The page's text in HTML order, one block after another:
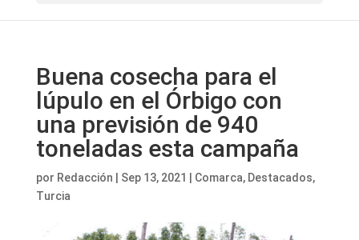
Buena cosecha para el
lúpulo en el Órbigo con
una previsión de 940
toneladas esta campaña
por Redacción Sep 13, 2021 Comarca, Destacados,
Turcia